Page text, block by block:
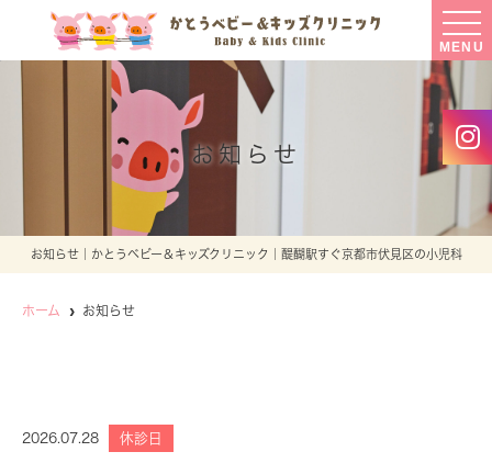
MENU
お知らせ
お知らせ｜かとうベビー＆キッズクリニック｜醍醐駅すぐ京都市伏見区の小児科
ホーム お知らせ
2026.07.28 休診日